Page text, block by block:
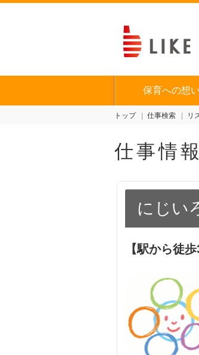
保育への想い
トップ 仕事検索 リ
仕事情
にじい
【駅から徒